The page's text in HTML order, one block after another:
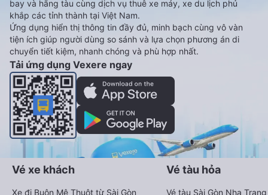
bay và hãng tàu cùng dịch vụ thuê xe máy, xe du lịch phủ
khắp các tỉnh thành tại Việt Nam.
Ứng dụng hiển thị thông tin đầy đủ, minh bạch cùng vô vàn
tiện ích giúp người dùng so sánh và lựa chọn phương án di
chuyển tiết kiệm, nhanh chóng và phù hợp nhất.
Tải ứng dụng Vexere ngay
Vé xe khách
Xe đi Buôn Mê Thuột từ Sài Gòn
Vé tàu hỏa
Vé tàu Sài Gòn Nha Trang